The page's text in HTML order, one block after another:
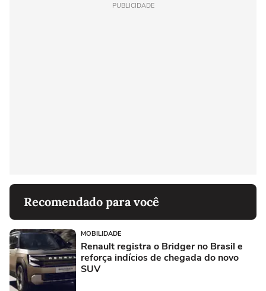
PUBLICIDADE
Recomendado para você
MOBILIDADE
Renault registra o Bridger no Brasil e
reforça indícios de chegada do novo
SUV